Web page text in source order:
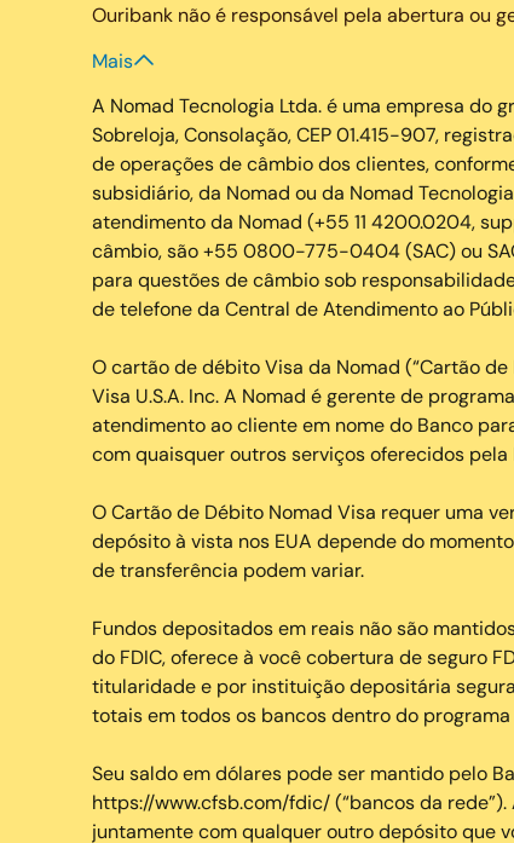
Ouribank não é responsável pela abertura ou
Mais
A Nomad Tecnologia Ltda. é uma empresa do
Sobreloja, Consolação, CEP 01.415-907,
de operações de câmbio dos clientes,
subsidiário, da Nomad ou da Nomad
atendimento da Nomad (+55 11 4200.0204,
câmbio, são +55 0800-775-0404 (SAC) ou
para questões de câmbio sob
de telefone da Central de Atendimento ao
O cartão de débito Visa da Nomad (“Cartão
Visa U.S.A. Inc. A Nomad é gerente de
atendimento ao cliente em nome do Banco
com quaisquer outros serviços oferecidos pela
O Cartão de Débito Nomad Visa requer uma
depósito à vista nos EUA depende do
de transferência podem variar.
Fundos depositados em reais não são
do FDIC, oferece à você cobertura de seguro
titularidade e por instituição depositária
totais em todos os bancos dentro do
Seu saldo em dólares pode ser mantido pelo
https://www.cfsb.com/fdic/ (“bancos da
juntamente com qualquer outro depósito que